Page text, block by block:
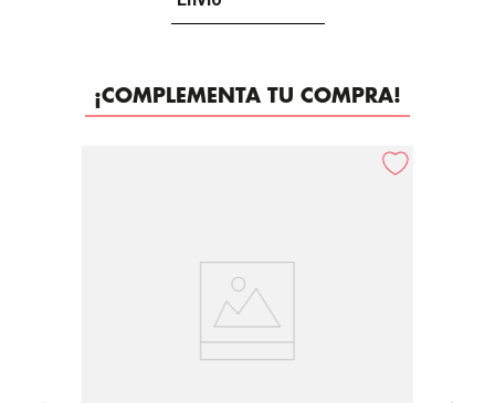
¡COMPLEMENTA TU COMPRA!